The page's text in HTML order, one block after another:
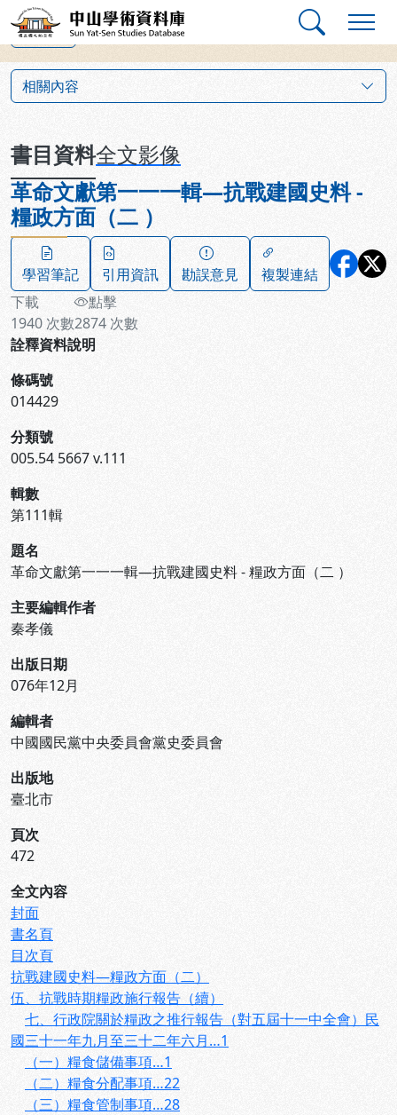
跳到主要內容
中山學術資料庫
上一筆
相關內容
書目資料全文影像
革命文獻第一一一輯—抗戰建國史料 -
糧政方面（二 ）
學習筆記 引用資訊 勘誤意見
複製連結
下載
1940 次數
點擊
2874 次數
詮釋資料說明
條碼號
014429
分類號
005.54 5667 v.111
輯數
第111輯
題名
革命文獻第一一一輯—抗戰建國史料 - 糧政方面（二 ）
主要編輯作者
秦孝儀
出版日期
076年12月
編輯者
中國國民黨中央委員會黨史委員會
出版地
臺北市
頁次
472
全文內容
封面
書名頁
目次頁
抗戰建國史料—糧政方面（二）
伍、抗戰時期糧政施行報告（續）
七、行政院關於糧政之推行報告（對五屆十一中全會）民
國三十一年九月至三十二年六月…1
（一）糧食儲備事項…1
（二）糧食分配事項…22
（三）糧食管制事項…28